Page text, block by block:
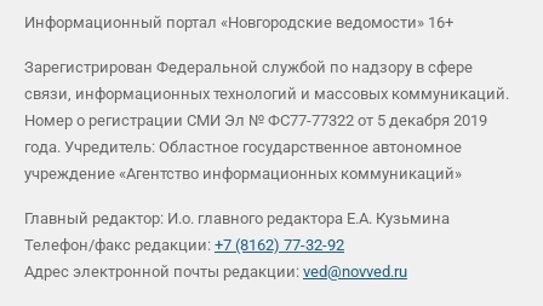
Информационный портал «Новгородские ведомости» 16+
Зарегистрирован Федеральной службой по надзору в сфере
связи, информационных технологий и массовых коммуникаций.
Номер о регистрации СМИ Эл № ФС77-77322 от 5 декабря 2019
года. Учредитель: Областное государственное автономное
учреждение «Агентство информационных коммуникаций»
Главный редактор: И.о. главного редактора Е.А. Кузьмина
Телефон/факс редакции: +7 (8162) 77-32-92
Адрес электронной почты редакции: ved@novved.ru